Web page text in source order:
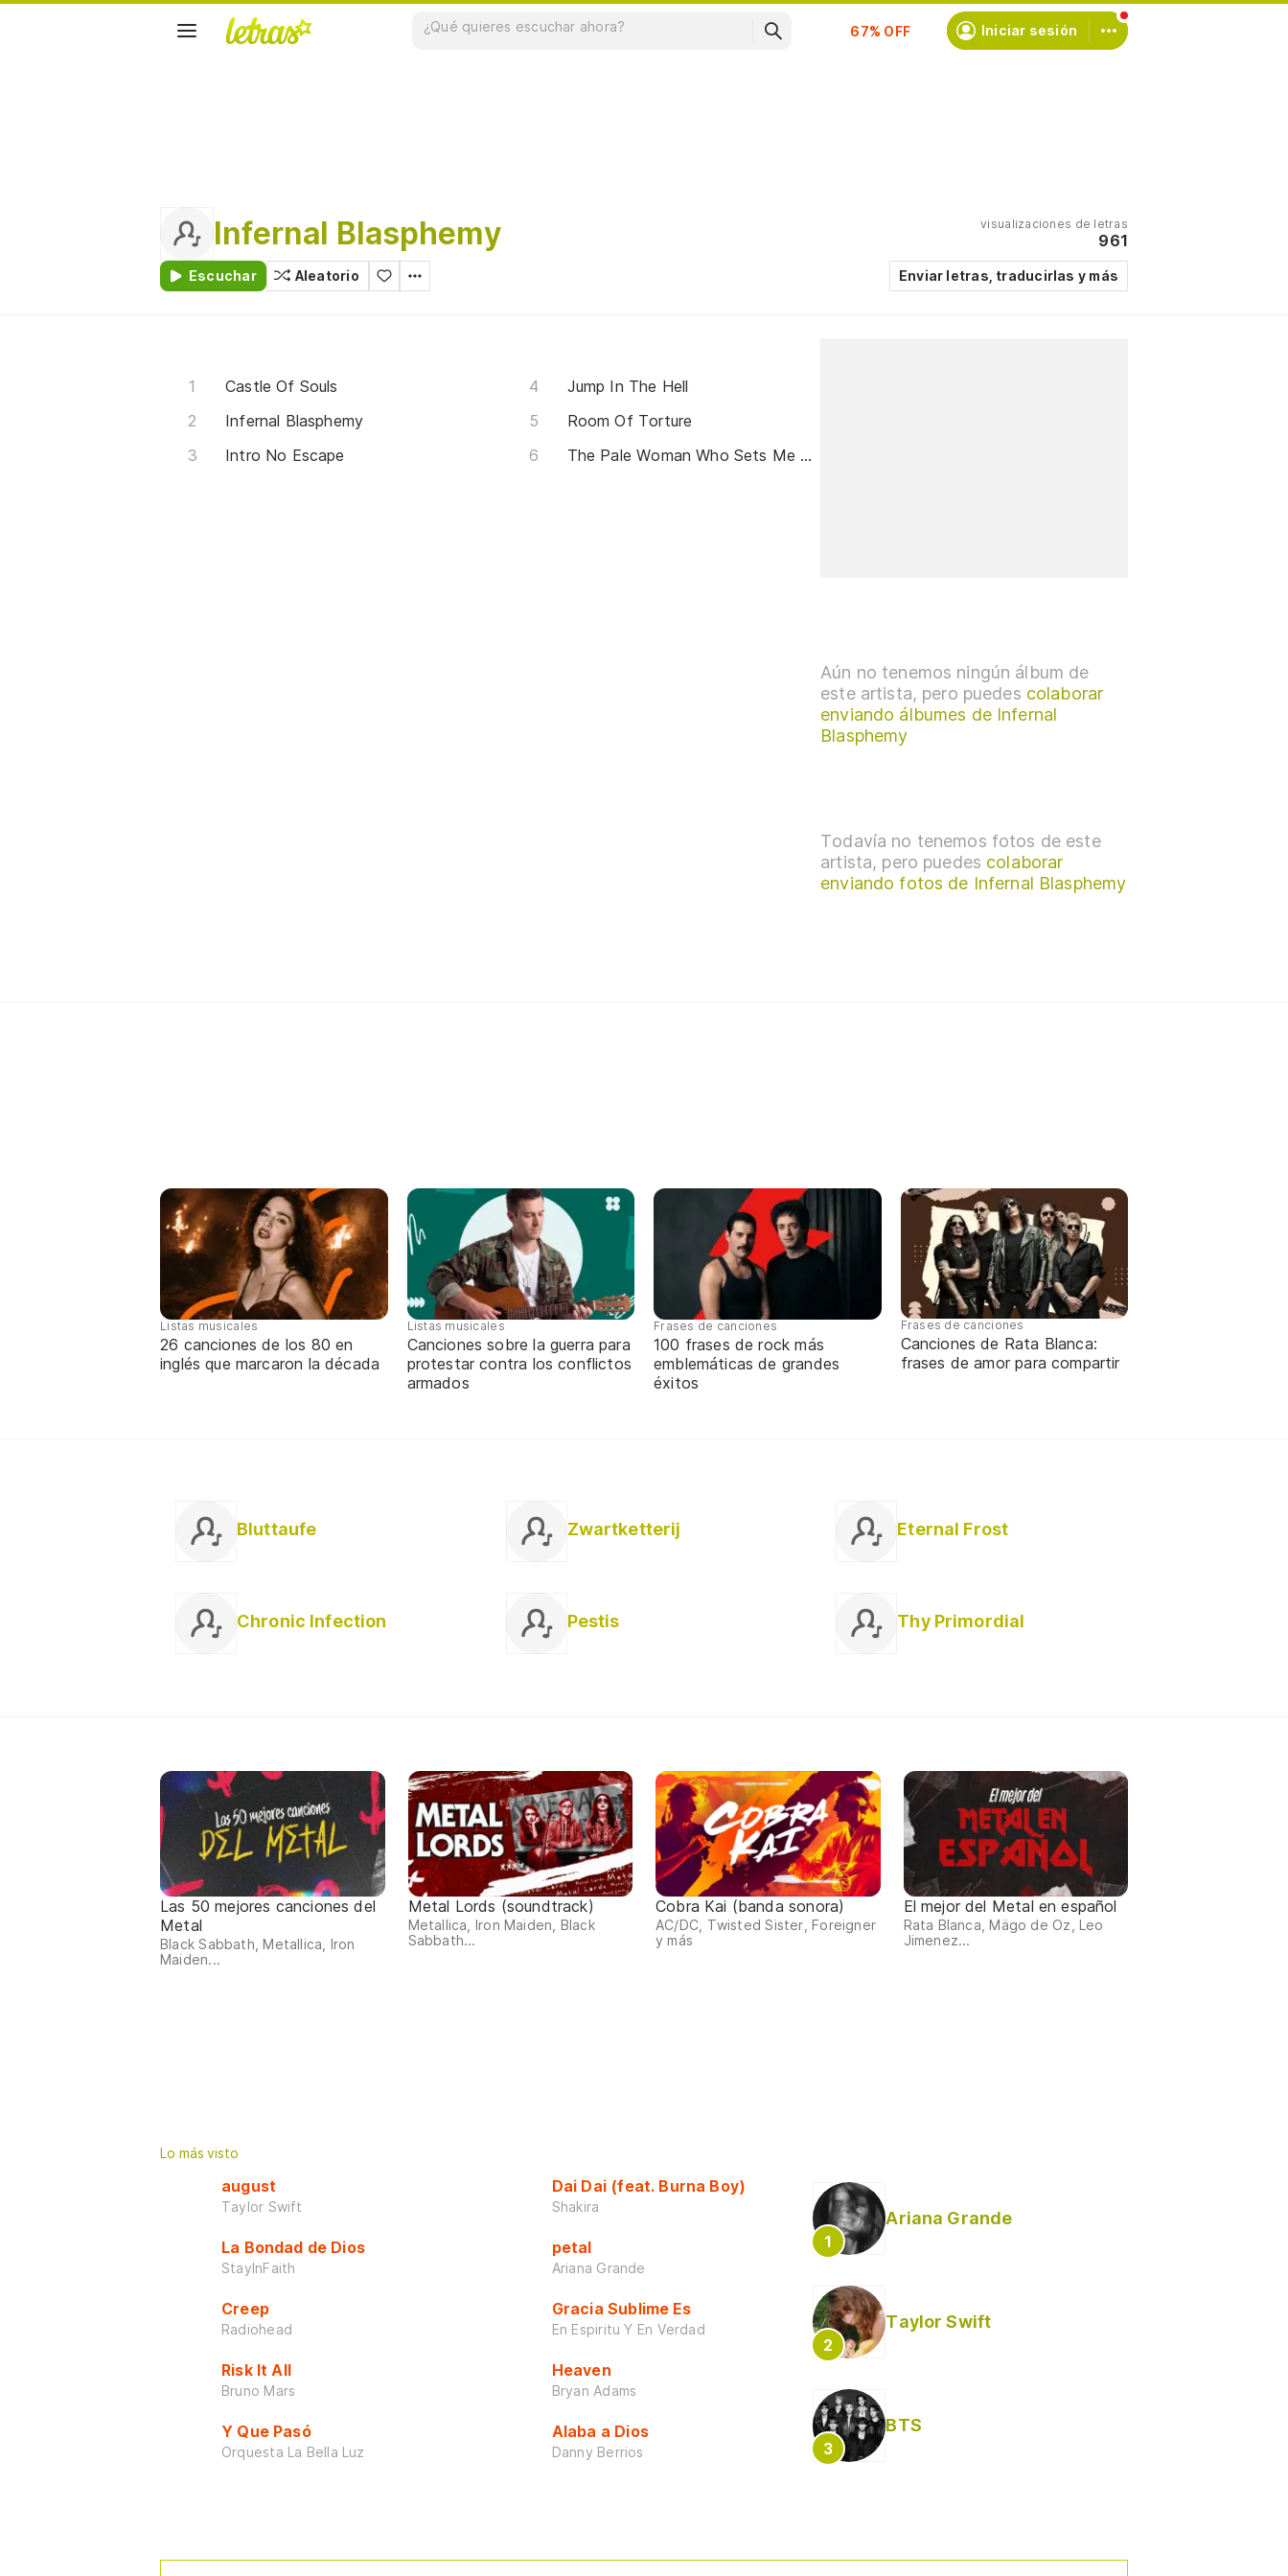
Suscríbete Iniciar sesión
Infernal Blasphemy
Escuchar Aleatorio
visualizaciones de letras
961
Enviar letras, traducirlas y más
Castle Of Souls
Infernal Blasphemy
Intro No Escape
Jump In The Hell
Room Of Torture
The Pale Woman Who Sets Me On Fire
Aún no tenemos ningún álbum de
este artista, pero puedes colaborar
enviando álbumes de Infernal
Blasphemy
Todavía no tenemos fotos de este
artista, pero puedes colaborar
enviando fotos de Infernal Blasphemy
Listas musicales
26 canciones de los 80 en
inglés que marcaron la década
Listas musicales
Canciones sobre la guerra para
protestar contra los conflictos
armados
Frases de canciones
100 frases de rock más
emblemáticas de grandes
éxitos
Frases de canciones
Canciones de Rata Blanca:
frases de amor para compartir
Bluttaufe Zwartketterij Eternal Frost
Chronic Infection Pestis Thy Primordial
Las 50 mejores canciones del
Metal
Black Sabbath, Metallica, Iron
Maiden...
Metal Lords (soundtrack)
Metallica, Iron Maiden, Black
Sabbath...
Cobra Kai (banda sonora)
AC/DC, Twisted Sister, Foreigner
y más
El mejor del Metal en español
Rata Blanca, Mägo de Oz, Leo
Jimenez...
Lo más visto
august
Taylor Swift
La Bondad de Dios
StayInFaith
Creep
Radiohead
Risk It All
Bruno Mars
Y Que Pasó
Orquesta La Bella Luz
Dai Dai (feat. Burna Boy)
Shakira
petal
Ariana Grande
Gracia Sublime Es
En Espiritu Y En Verdad
Heaven
Bryan Adams
Alaba a Dios
Danny Berrios
Ariana Grande
Taylor Swift
BTS